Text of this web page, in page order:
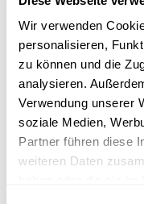
Wir verwenden
personalisieren,
zu können und die
analysieren.
Verwendung unserer
soziale Medien,
Partner führen diese
weiteren Daten
Auch
AUTO SENSOREN